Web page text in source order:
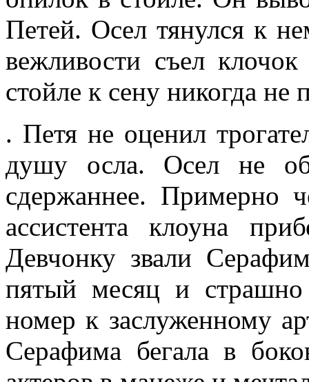
Петей. Осел тянулся к
вежливости съел
стойле к сену никогда не
. Петя не оценил
душу осла. Осел не
сдержаннее. Примерно
ассистента клоуна
Девчонку звали
пятый месяц и
номер к заслуженному
Серафима бегала в